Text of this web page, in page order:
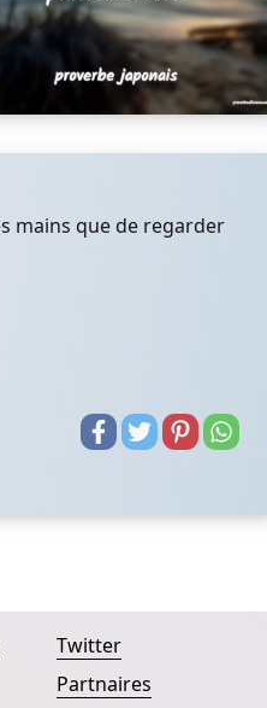
mains que de regarder
Twitter
Partnaires